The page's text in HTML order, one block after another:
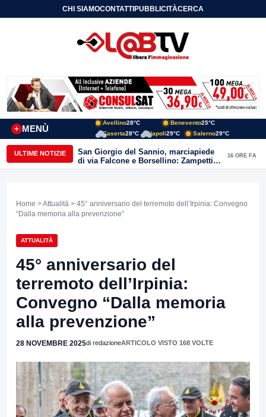
CHI SIAMOCONTATTIPUBBLICITÀCERCA
MENÙ
+
Avellino28°C Benevento25°C
Caserta28°C Napoli29°C Salerno29°C
ULTIME NOTIZIE
San Giorgio del Sannio, marciapiede
di via Falcone e Borsellino: Zampetti e
Lombardi replicano alle polemiche
16 ORE FA
Home >Attualità > 45° anniversario del terremoto dell’Irpinia: Convegno
“Dalla memoria alla prevenzione”
ATTUALITÀ
45° anniversario del
terremoto dell’Irpinia:
Convegno “Dalla memoria
alla prevenzione”
28 NOVEMBRE 2025di redazioneARTICOLO VISTO 168 VOLTE